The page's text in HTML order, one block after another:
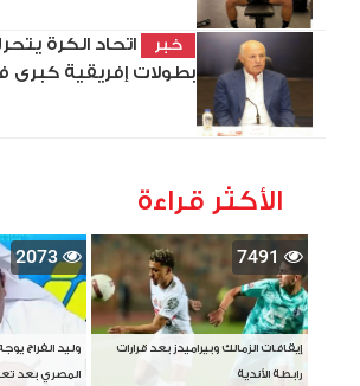
خبر
بطولات إفريقية
الأكثر قراءة
7491
إيقافات الزمالك وبيراميدز بعد قرارات
رابطة الأندية
2073
وليد الفراج
المصري بعد